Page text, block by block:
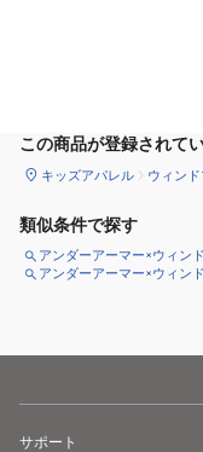
この商品が登録されて
キッズアパレル ウィン
類似条件で探す
アンダーアーマー×ウィン
アンダーアーマー×ウィン
サポート